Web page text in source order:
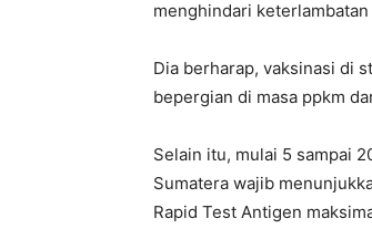
menghindari keterlambatan
Dia berharap, vaksinasi di
bepergian di masa ppkm
Selain itu, mulai 5 sampai
Sumatera wajib
Rapid Test Antigen